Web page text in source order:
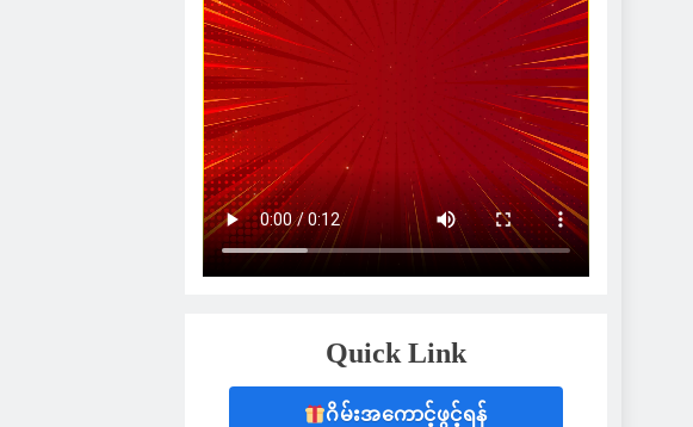
Quick Link
ဂိမ်းအကောင့်ဖွင့်ရန်